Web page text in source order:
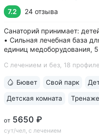
7.2 24 отзыва
Санаторий принимает:
• Сильная лечебная база
единиц медоборудования,
«Лучшая здравница для
С лечением и без, 18
от 5650 ₽
сут/чел, с лечением
Бювет Свой парк
Детская комната